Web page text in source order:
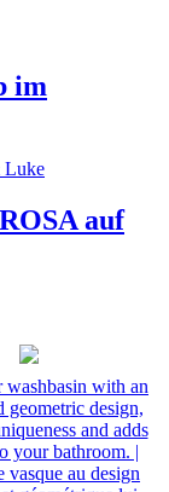
im
auf